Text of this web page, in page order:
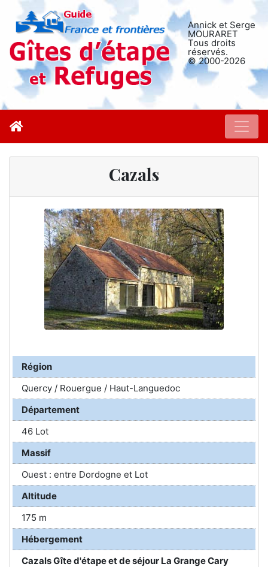
Annick et Serge
MOURARET
Tous droits
réservés.
© 2000-2026
Cazals
Région
Quercy / Rouergue / Haut-Languedoc
Département
46 Lot
Massif
Ouest : entre Dordogne et Lot
Altitude
175 m
Hébergement
Cazals Gîte d'étape et de séjour La Grange Cary